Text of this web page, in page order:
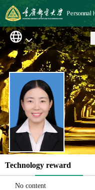
Technology reward
No content